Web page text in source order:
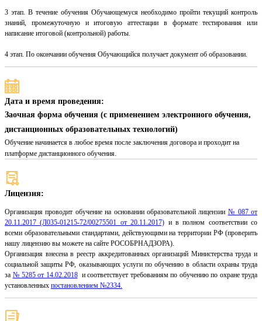
3 этап. В течение обучения Обучающемуся необходимо пройти текущий контроль
знаний, промежуточную и итоговую аттестации в формате тестирования или
написание итоговой (контрольной) работы.
4 этап. По окончании обучения Обучающийся получает документ об образовании.
Дата и время проведения:
Заочная форма обучения (с применением электронного обучения,
дистанционных образовательных технологий)
Обучение начинается в любое время после заключения договора и проходит на
платформе дистанционного обучения.
Лицензия:
Организация проводит обучение на основании образовательной лицензии № 087 от
20.11.2017 (Л035-01215-72/00275501 от 20.11.2017) и в полном соответствии со
всеми образовательными стандартами, действующими на территории РФ (проверить
нашу лицензию вы можете на сайте РОСОБРНАДЗОРА).
Организация внесена в реестр аккредитованных организаций Министерства труда и
социальной защиты РФ, оказывающих услуги по обучению в области охраны труда
за № 5285 от 14.02.2018и соответствует требованиям по обучению по охране труда
установленных постановлением №2334.